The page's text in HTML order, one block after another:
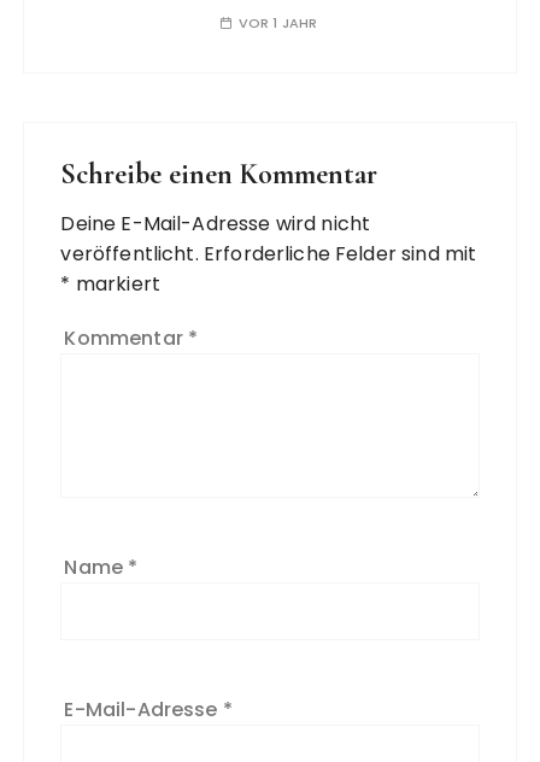
VOR 1 JAHR
Schreibe einen Kommentar
Deine E-Mail-Adresse wird nicht
veröffentlicht. Erforderliche Felder sind mit
* markiert
Kommentar *
Name *
E-Mail-Adresse *